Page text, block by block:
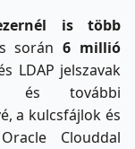
is több
során6 millió
LDAP jelszavak
és további
a kulcsfájlok és
Clouddal